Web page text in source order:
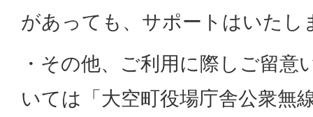
があっても、サポートはいたし
・その他、ご利用に際しご留意
いては「大空町役場庁舎公衆無